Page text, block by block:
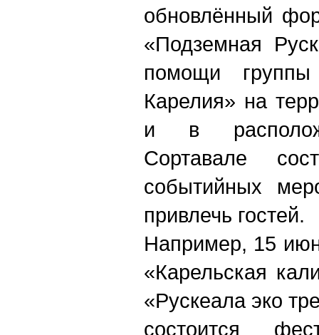
обновлённый
«Подземная
помощи
Карелия» на
и в
Сортавале
событийных
привлечь гостей.
Например, 15
«Карельская
«Рускеала эко
состоится